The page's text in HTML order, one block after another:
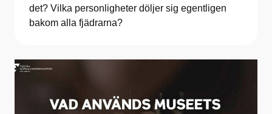
det? Vilka personligheter döljer sig egentligen
bakom alla fjädrarna?